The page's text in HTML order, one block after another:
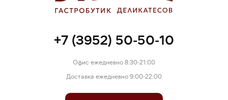
+7 (3952) 50-50-10
Офис ежедневно 8:30-21:00
Доставка ежедневно 9:00-22:00